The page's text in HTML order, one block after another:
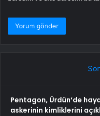
Pentagon, Ürdün’de
askerinin kimliklerini